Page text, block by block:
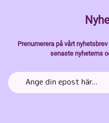
Prenumerera på vårt
senaste nyheterns